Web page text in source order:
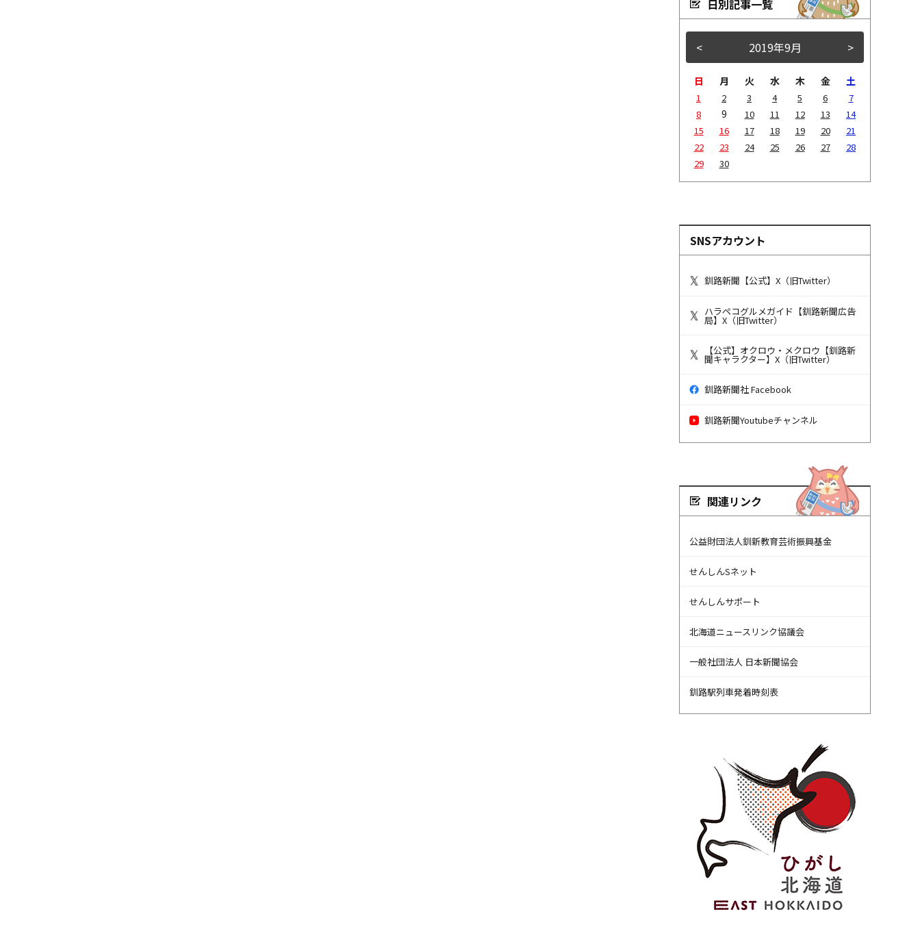
日別記事一覧
< >
2019年9月
日 月 火 水 木 金 土
1 2 3 4 5 6
7
8
9 10 11 12 13
14
15
16 17 18 19 20
21
22
23 24 25 26 27
28
29
30
SNSアカウント
釧路新聞【公式】X（旧Twitter）
ハラペコグルメガイド【釧路新聞広告
局】X（旧Twitter）
【公式】オクロウ・メクロウ【釧路新
聞キャラクター】X（旧Twitter）
釧路新聞社 Facebook
釧路新聞Youtubeチャンネル
関連リンク
公益財団法人釧新教育芸術振興基金
せんしんSネット
せんしんサポート
北海道ニュースリンク協議会
一般社団法人 日本新聞協会
釧路駅列車発着時刻表